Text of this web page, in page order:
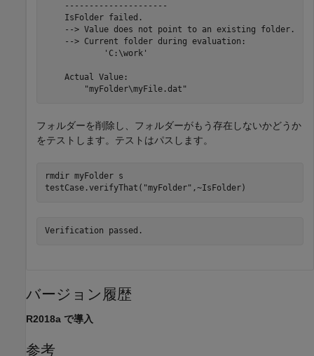
    ---------------------
    IsFolder failed.
    --> Value does not point to an existing folder.
    --> Current folder during evaluation:
            'C:\work'
    Actual Value:
        "myFolder\myFile.dat"
フォルダーを削除し、フォルダーがもう存在しないかどうか
をテストします。テストはパスします。
rmdir myFolder
s
testCase.verifyThat( "myFolder" ,~IsFolder)
Verification passed.
バージョン履歴
R2018a で導入
参考